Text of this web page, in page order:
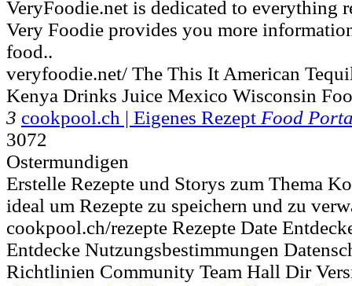
VeryFoodie.net is dedicated to everything
Very Foodie provides you more
food..
veryfoodie.net/ The This It American
Kenya Drinks Juice Mexico Wisconsin
3 cookpool.ch | Eigenes Rezept Food
3072
Ostermundigen
Erstelle Rezepte und Storys zum Thema
ideal um Rezepte zu speichern und zu
cookpool.ch/rezepte Rezepte Date
Entdecke Nutzungsbestimmungen
Richtlinien Community Team Hall Dir